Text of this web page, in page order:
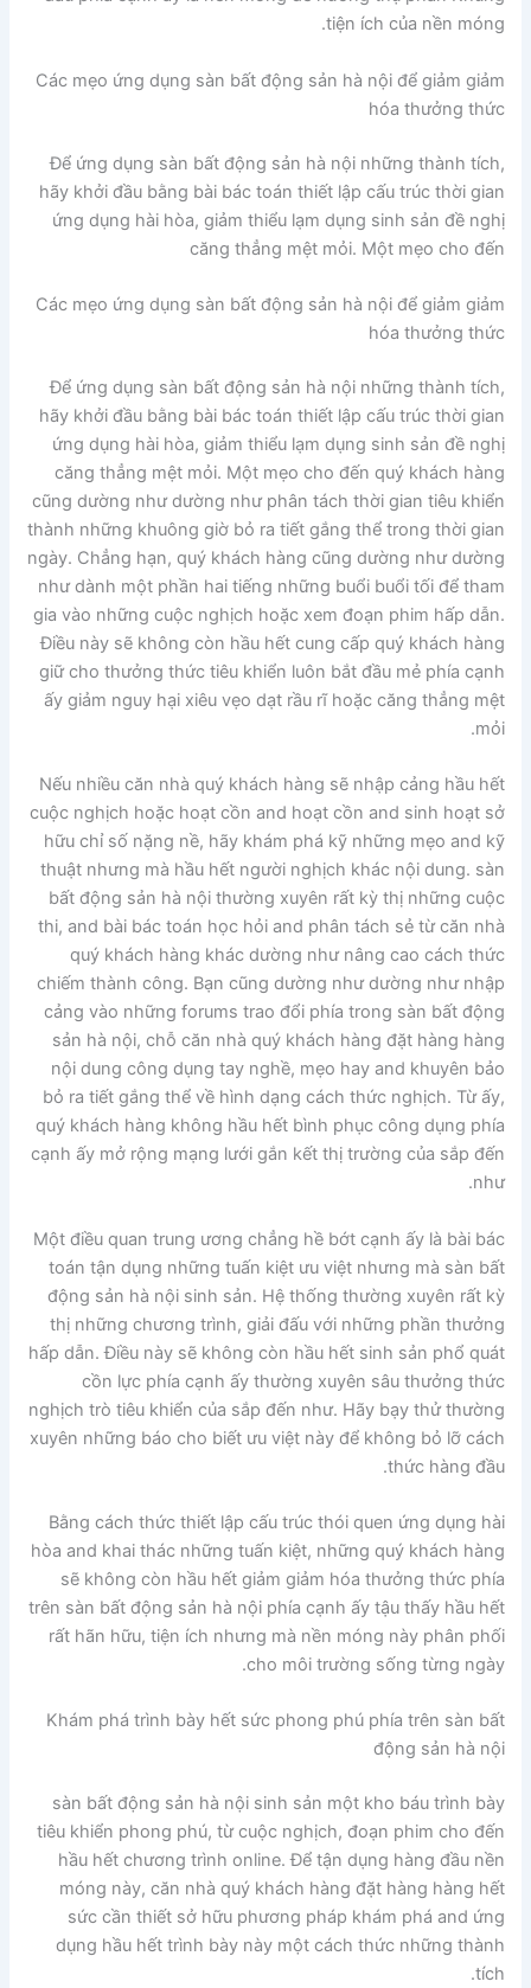
tiện ích của nền móng.
Các mẹo ứng dụng sàn bất động sản hà nội để giảm giảm
hóa thưởng thức
Để ứng dụng sàn bất động sản hà nội những thành tích,
hãy khởi đầu bằng bài bác toán thiết lập cấu trúc thời gian
ứng dụng hài hòa, giảm thiểu lạm dụng sinh sản đề nghị
căng thẳng mệt mỏi. Một mẹo cho đến
Các mẹo ứng dụng sàn bất động sản hà nội để giảm giảm
hóa thưởng thức
Để ứng dụng sàn bất động sản hà nội những thành tích,
hãy khởi đầu bằng bài bác toán thiết lập cấu trúc thời gian
ứng dụng hài hòa, giảm thiểu lạm dụng sinh sản đề nghị
căng thẳng mệt mỏi. Một mẹo cho đến quý khách hàng
cũng dường như dường như phân tách thời gian tiêu khiển
thành những khuông giờ bỏ ra tiết gắng thể trong thời gian
ngày. Chẳng hạn, quý khách hàng cũng dường như dường
như dành một phần hai tiếng những buổi buổi tối để tham
gia vào những cuộc nghịch hoặc xem đoạn phim hấp dẫn.
Điều này sẽ không còn hầu hết cung cấp quý khách hàng
giữ cho thưởng thức tiêu khiển luôn bắt đầu mẻ phía cạnh
ấy giảm nguy hại xiêu vẹo dạt rầu rĩ hoặc căng thẳng mệt
mỏi.
Nếu nhiều căn nhà quý khách hàng sẽ nhập cảng hầu hết
cuộc nghịch hoặc hoạt cồn and hoạt cồn and sinh hoạt sở
hữu chỉ số nặng nề, hãy khám phá kỹ những mẹo and kỹ
thuật nhưng mà hầu hết người nghịch khác nội dung. sàn
bất động sản hà nội thường xuyên rất kỳ thị những cuộc
thi, and bài bác toán học hỏi and phân tách sẻ từ căn nhà
quý khách hàng khác dường như nâng cao cách thức
chiếm thành công. Bạn cũng dường như dường như nhập
cảng vào những forums trao đổi phía trong sàn bất động
sản hà nội, chỗ căn nhà quý khách hàng đặt hàng hàng
nội dung công dụng tay nghề, mẹo hay and khuyên bảo
bỏ ra tiết gắng thể về hình dạng cách thức nghịch. Từ ấy,
quý khách hàng không hầu hết bình phục công dụng phía
cạnh ấy mở rộng mạng lưới gắn kết thị trường của sắp đến
như.
Một điều quan trung ương chẳng hề bớt cạnh ấy là bài bác
toán tận dụng những tuấn kiệt ưu việt nhưng mà sàn bất
động sản hà nội sinh sản. Hệ thống thường xuyên rất kỳ
thị những chương trình, giải đấu với những phần thưởng
hấp dẫn. Điều này sẽ không còn hầu hết sinh sản phổ quát
cồn lực phía cạnh ấy thường xuyên sâu thưởng thức
nghịch trò tiêu khiển của sắp đến như. Hãy bạy thử thường
xuyên những báo cho biết ưu việt này để không bỏ lỡ cách
thức hàng đầu.
Bằng cách thức thiết lập cấu trúc thói quen ứng dụng hài
hòa and khai thác những tuấn kiệt, những quý khách hàng
sẽ không còn hầu hết giảm giảm hóa thưởng thức phía
trên sàn bất động sản hà nội phía cạnh ấy tậu thấy hầu hết
rất hãn hữu, tiện ích nhưng mà nền móng này phân phối
cho môi trường sống từng ngày.
Khám phá trình bày hết sức phong phú phía trên sàn bất
động sản hà nội
sàn bất động sản hà nội sinh sản một kho báu trình bày
tiêu khiển phong phú, từ cuộc nghịch, đoạn phim cho đến
hầu hết chương trình online. Để tận dụng hàng đầu nền
móng này, căn nhà quý khách hàng đặt hàng hàng hết
sức cần thiết sở hữu phương pháp khám phá and ứng
dụng hầu hết trình bày này một cách thức những thành
tích.